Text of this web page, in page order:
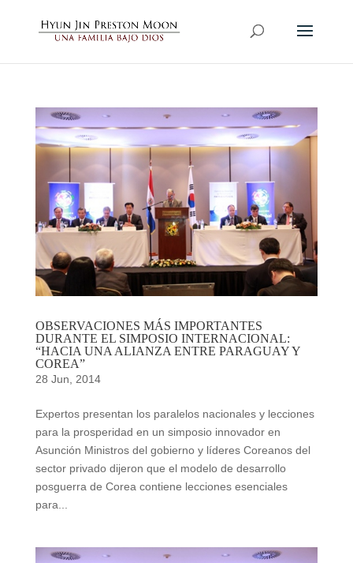
OBSERVACIONES MÁS IMPORTANTES
DURANTE EL SIMPOSIO INTERNACIONAL:
“HACIA UNA ALIANZA ENTRE PARAGUAY Y
COREA”
28 Jun, 2014
Expertos presentan los paralelos nacionales y lecciones
para la prosperidad en un simposio innovador en
Asunción Ministros del gobierno y líderes Coreanos del
sector privado dijeron que el modelo de desarrollo
posguerra de Corea contiene lecciones esenciales
para...